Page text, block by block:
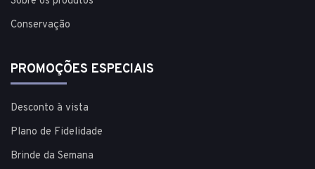
Conservação
PROMOÇÕES ESPECIAIS
Desconto à vista
Plano de Fidelidade
Brinde da Semana